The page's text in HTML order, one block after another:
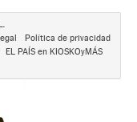
Política de privacidad
EL PAÍS en KIOSKOyMÁS